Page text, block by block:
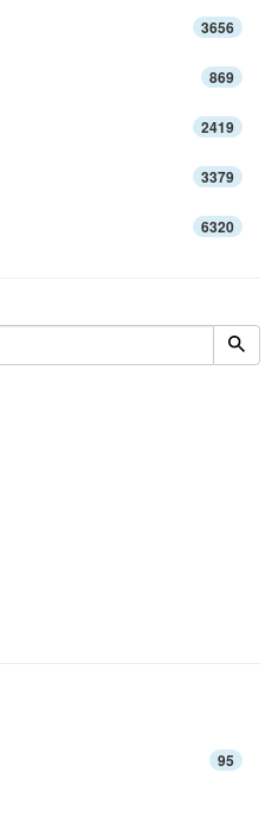
3656
869
2419
3379
6320
95